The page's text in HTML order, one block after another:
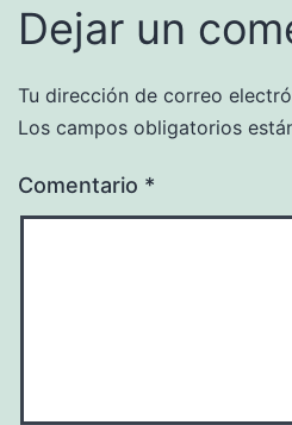
Dejar un
Tu dirección de correo
Los campos obligatorios
Comentario *